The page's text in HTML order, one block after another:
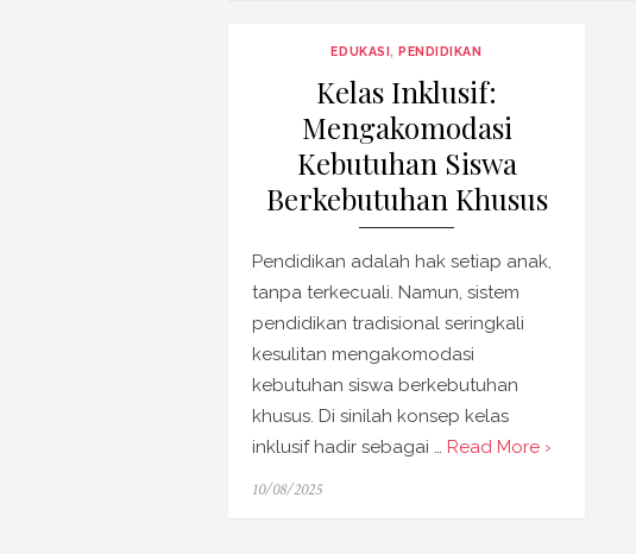
EDUKASI,PENDIDIKAN
Kelas Inklusif:
Mengakomodasi
Kebutuhan Siswa
Berkebutuhan Khusus
Pendidikan adalah hak setiap anak,
tanpa terkecuali. Namun, sistem
pendidikan tradisional seringkali
kesulitan mengakomodasi
kebutuhan siswa berkebutuhan
khusus. Di sinilah konsep kelas
inklusif hadir sebagai … Read More ›
Posted
10/08/2025